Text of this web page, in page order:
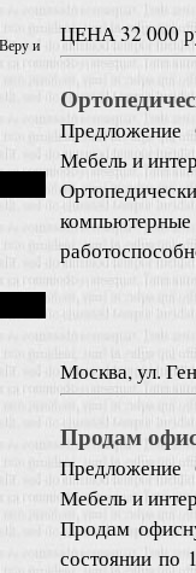
и
ЦЕНА 32 000
Предложение
Мебель и
Москва, ул.
Продам
Предложение
Мебель и
Продам
состоянии по